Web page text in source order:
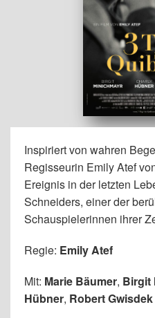
Inspiriert von wahren
Regisseurin Emily Atef
Ereignis in der letzten
Schneiders, einer der
Schauspielerinnen ihrer
Regie: Emily Atef
Mit: Marie Bäumer, Birgit
Hübner, Robert Gwisdek